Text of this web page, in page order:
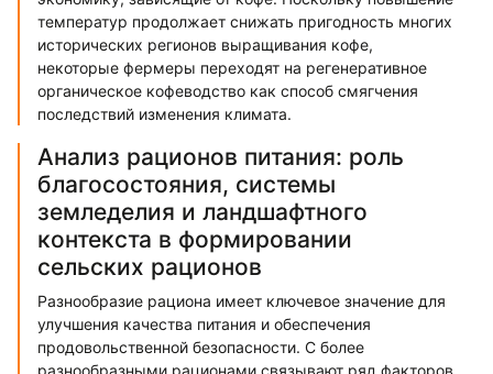
температур продолжает снижать пригодность многих
исторических регионов выращивания кофе,
некоторые фермеры переходят на регенеративное
органическое кофеводство как способ смягчения
последствий изменения климата.
Анализ рационов питания: роль
благосостояния, системы
земледелия и ландшафтного
контекста в формировании
сельских рационов
Разнообразие рациона имеет ключевое значение для
улучшения качества питания и обеспечения
продовольственной безопасности. С более
разнообразными рационами связывают ряд факторов,